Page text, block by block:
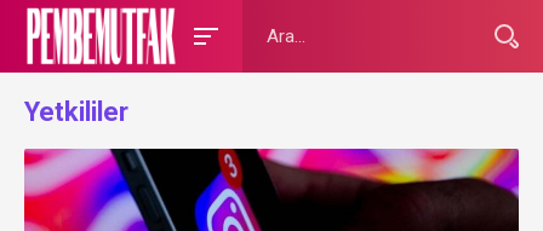
Yetkililer